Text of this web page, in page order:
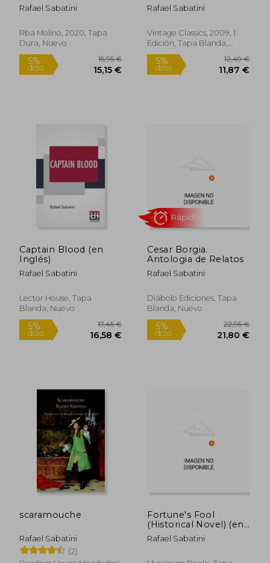
Rafael Sabatini
Rba Molino, 2020, Tapa
Dura, Nuevo
Rafael Sabatini
Vintage Classics, 2009, 1
Edición, Tapa Blanda,
Nuevo
Captain Blood (en
Inglés)
Rafael Sabatini
Lector House, Tapa
Blanda, Nuevo
5%
dcto. 16,58 €
Cesar Borgia.
Antologia de Relatos
Rafael Sabatini
Diábolo Ediciones, Tapa
Blanda, Nuevo
5%
scaramouche
Rafael Sabatini
(2)
Fortune's Fool
(Historical Novel) (en
Inglés)
Rafael Sabatini